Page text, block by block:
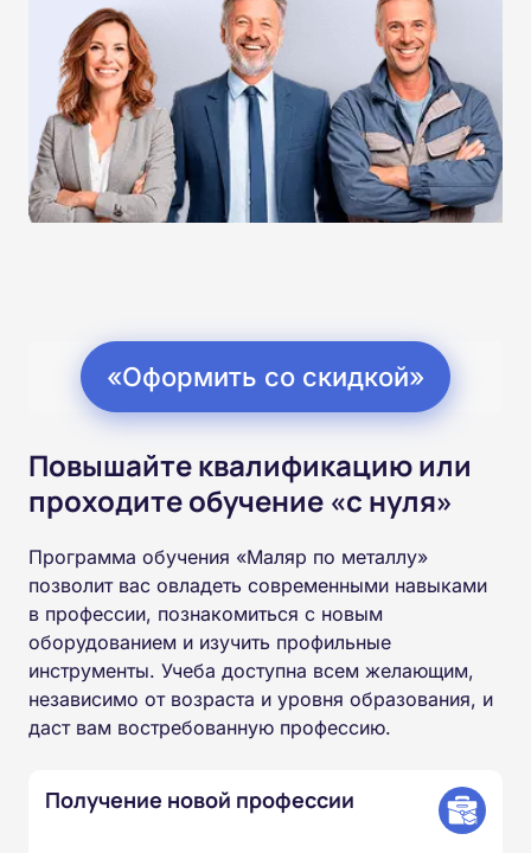
«Оформить со скидкой»
Повышайте квалификацию или
проходите обучение «с нуля»
Программа обучения «Маляр по металлу»
позволит вас овладеть современными навыками
в профессии, познакомиться с новым
оборудованием и изучить профильные
инструменты. Учеба доступна всем желающим,
независимо от возраста и уровня образования, и
даст вам востребованную профессию.
Получение новой профессии